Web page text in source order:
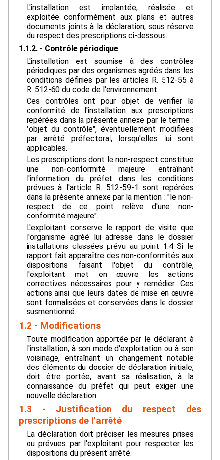
L'installation est implantée, réalisée et
exploitée conformément aux plans et autres
documents joints à la déclaration, sous réserve
du respect des prescriptions ci-dessous.
1.1.2. - Contrôle périodique
L'installation est soumise à des contrôles
périodiques par des organismes agréés dans les
conditions définies par les articles R. 512-55 à
R. 512-60 du code de l'environnement.
Ces contrôles ont pour objet de vérifier la
conformité de l'installation aux prescriptions
repérées dans la présente annexe par le terme :
"objet du contrôle", éventuellement modifiées
par arrêté préfectoral, lorsqu'elles lui sont
applicables.
Les prescriptions dont le non-respect constitue
une non-conformité majeure entraînant
l'information du préfet dans les conditions
prévues à l'article R. 512-59-1 sont repérées
dans la présente annexe par la mention : "le non-
respect de ce point relève d'une non-
conformité majeure".
L'exploitant conserve le rapport de visite que
l'organisme agréé lui adresse dans le dossier
installations classées prévu au point 1.4 Si le
rapport fait apparaître des non-conformités aux
dispositions faisant l'objet du contrôle,
l'exploitant met en œuvre les actions
correctives nécessaires pour y remédier. Ces
actions ainsi que leurs dates de mise en œuvre
sont formalisées et conservées dans le dossier
susmentionné.
1.2 - Modifications
Toute modification apportée par le déclarant à
l'installation, à son mode d'exploitation ou à son
voisinage, entraînant un changement notable
des éléments du dossier de déclaration initiale,
doit être portée, avant sa réalisation, à la
connaissance du préfet qui peut exiger une
nouvelle déclaration.
1.3 - Justification du respect des
prescriptions de l'arrêté
La déclaration doit préciser les mesures prises
ou prévues par l'exploitant pour respecter les
dispositions du présent arrêté.